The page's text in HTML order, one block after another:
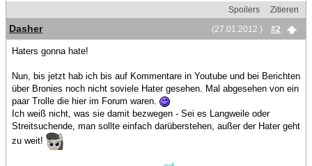
Spoilers
Zitieren
(27.01.2012 )
#2
Dasher
Haters gonna hate!
Nun, bis jetzt hab ich bis auf Kommentare in Youtube und bei Berichten
über Bronies noch nicht soviele Hater gesehen. Mal abgesehen von ein
paar Trolle die hier im Forum waren.
Ich weiß nicht, was sie damit bezwegen - Sei es Langweile oder
Streitsuchende, man sollte einfach darüberstehen, außer der Hater geht
zu weit!